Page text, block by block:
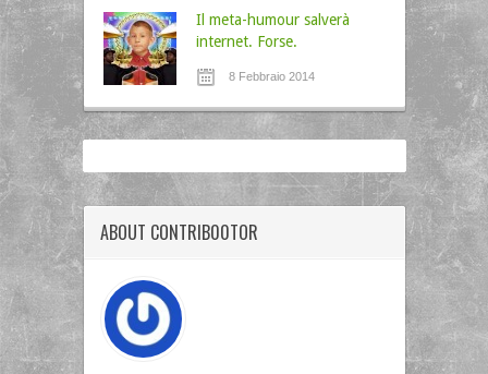
Il meta-humour salverà
internet. Forse.
8 Febbraio 2014
ABOUT CONTRIB00TOR